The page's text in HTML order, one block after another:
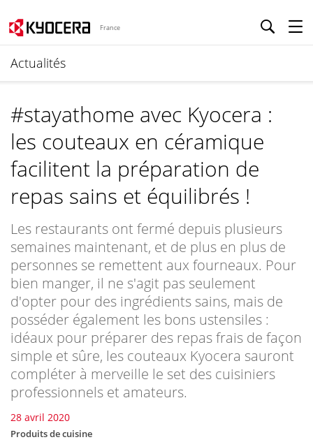
France
Actualités
#stayathome avec Kyocera :
les couteaux en céramique
facilitent la préparation de
repas sains et équilibrés !
Les restaurants ont fermé depuis plusieurs
semaines maintenant, et de plus en plus de
personnes se remettent aux fourneaux. Pour
bien manger, il ne s'agit pas seulement
d'opter pour des ingrédients sains, mais de
posséder également les bons ustensiles :
idéaux pour préparer des repas frais de façon
simple et sûre, les couteaux Kyocera sauront
compléter à merveille le set des cuisiniers
professionnels et amateurs.
28 avril 2020
Produits de cuisine